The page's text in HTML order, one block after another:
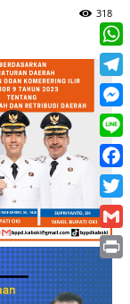
318
Line
Print